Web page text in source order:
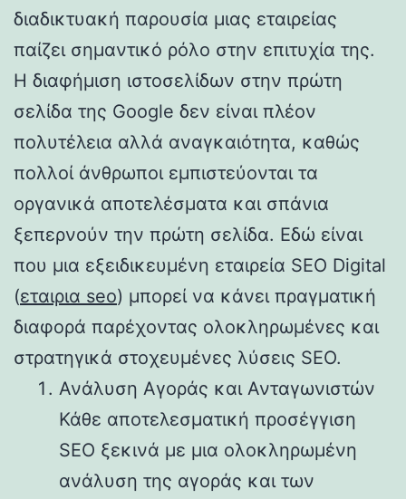
διαδικτυακή παρουσία μιας εταιρείας
παίζει σημαντικό ρόλο στην επιτυχία της.
Η διαφήμιση ιστοσελίδων στην πρώτη
σελίδα της Google δεν είναι πλέον
πολυτέλεια αλλά αναγκαιότητα, καθώς
πολλοί άνθρωποι εμπιστεύονται τα
οργανικά αποτελέσματα και σπάνια
ξεπερνούν την πρώτη σελίδα. Εδώ είναι
που μια εξειδικευμένη εταιρεία SEO Digital
(εταιρια seo) μπορεί να κάνει πραγματική
διαφορά παρέχοντας ολοκληρωμένες και
στρατηγικά στοχευμένες λύσεις SEO.
Ανάλυση Αγοράς και Ανταγωνιστών
Κάθε αποτελεσματική προσέγγιση
SEO ξεκινά με μια ολοκληρωμένη
ανάλυση της αγοράς και των